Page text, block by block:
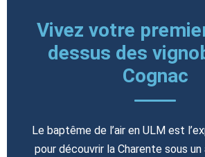
Vivez votre
dessus des
Cognac
Le baptême de l’air en ULM est
pour découvrir la Charente sous un